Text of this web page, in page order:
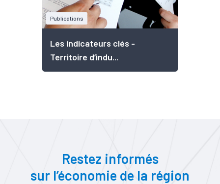
Publications
Les indicateurs clés -
Territoire d’indu...
Restez informés
sur l’économie de la région